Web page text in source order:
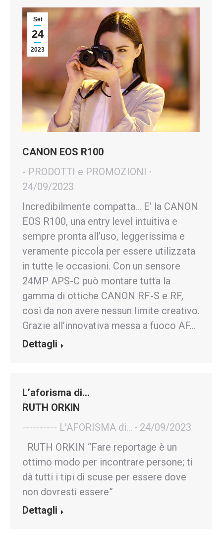
Set
24
2023
CANON EOS R100
- PRODOTTI e PROMOZIONI
24/09/2023
Incredibilmente compatta… E’ la CANON
EOS R100, una entry level intuitiva e
sempre pronta all’uso, leggerissima e
veramente piccola per essere utilizzata
in tutte le occasioni. Con un sensore
24MP APS-C può montare tutta la
gamma di ottiche CANON RF-S e RF,
così da non avere nessun limite creativo.
Grazie all’innovativa messa a fuoco AF…
Dettagli
L’aforisma di…
RUTH ORKIN
---------- L'AFORISMA di...
24/09/2023
RUTH ORKIN “Fare reportage è un
ottimo modo per incontrare persone; ti
dà tutti i tipi di scuse per essere dove
non dovresti essere”
Dettagli